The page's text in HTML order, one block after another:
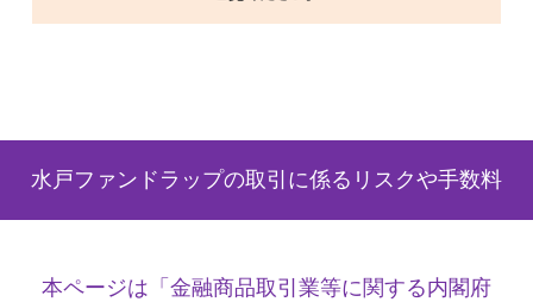
水戸ファンドラップの取引に係るリスクや手数料
本ページは「金融商品取引業等に関する内閣府